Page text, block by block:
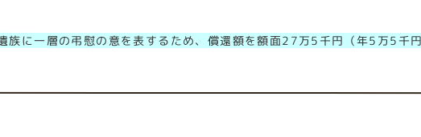
族に一層の弔慰の意を表するため、償還額を額面27万5千円（年5万5千